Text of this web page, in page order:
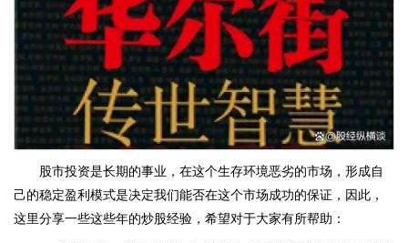
股市投资是长期的事业，在这个生存环境恶劣的市场，形成自
己的稳定盈利模式是决定我们能否在这个市场成功的保证，因此，
这里分享一些这些年的炒股经验，希望对于大家有所帮助：